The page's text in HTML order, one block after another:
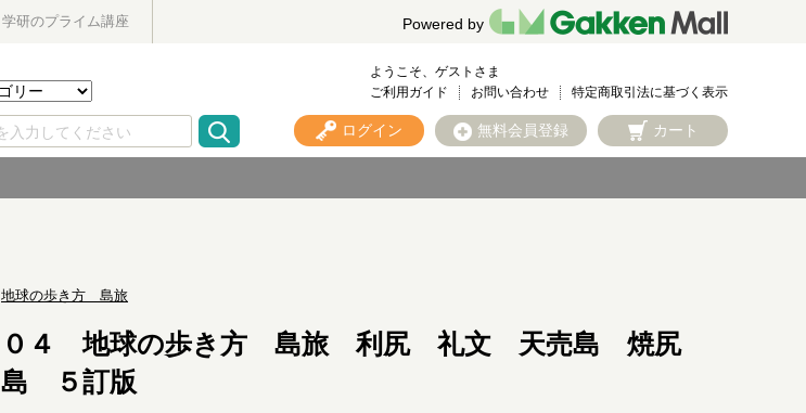
学研のプライム講座 Powered by
ようこそ、ゲストさま
ご利用ガイド
お問い合わせ 特定商取引法に基づく表示
ログイン 無料会員登録 カート
地球の歩き方 島旅
０４ 地球の歩き方 島旅 利尻 礼文 天売島 焼尻
島 ５訂版